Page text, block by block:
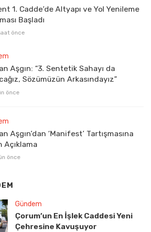
1. Cadde’de Altyapı ve Yol Yenileme
Başladı
önce
Aşgın: “3. Sentetik Sahayı da
Sözümüzün Arkasındayız”
önce
Aşgın’dan ‘Manifest’ Tartışmasına
Açıklama
önce
Gündem
Çorum’un En İşlek Caddesi Yeni
Çehresine Kavuşuyor